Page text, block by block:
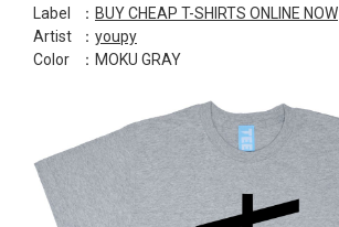
Label ： BUY CHEAP T-SHIRTS ONLINE NOW
Artist
： youpy
Color
：MOKU GRAY